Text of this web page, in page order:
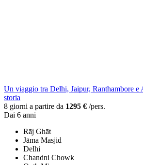
Un viaggio tra Delhi, Jaipur, Ranthambore e
storia
8 giorni a partire da 1295 € /pers.
Dai 6 anni
Rāj Ghāt
Jāma Masjid
Delhi
Chandni Chowk